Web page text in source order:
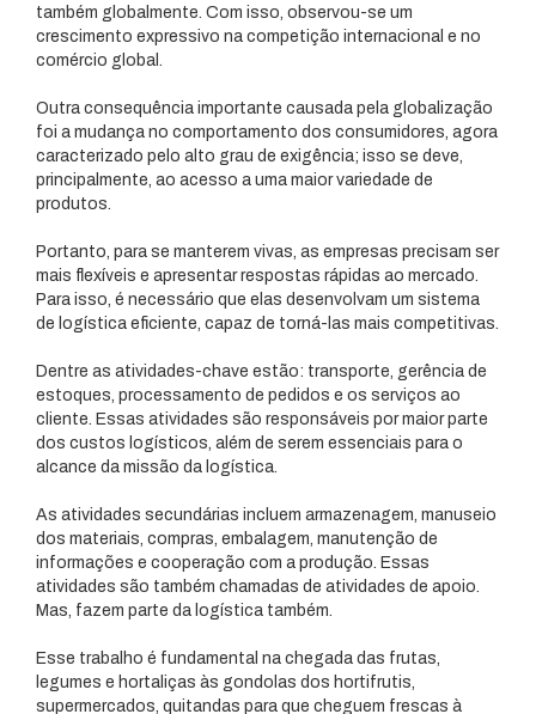
também globalmente. Com isso, observou-se um
crescimento expressivo na competição internacional e no
comércio global.
Outra consequência importante causada pela globalização
foi a mudança no comportamento dos consumidores, agora
caracterizado pelo alto grau de exigência; isso se deve,
principalmente, ao acesso a uma maior variedade de
produtos.
Portanto, para se manterem vivas, as empresas precisam ser
mais flexíveis e apresentar respostas rápidas ao mercado.
Para isso, é necessário que elas desenvolvam um sistema
de logística eficiente, capaz de torná-las mais competitivas.
Dentre as atividades-chave estão: transporte, gerência de
estoques, processamento de pedidos e os serviços ao
cliente. Essas atividades são responsáveis por maior parte
dos custos logísticos, além de serem essenciais para o
alcance da missão da logística.
As atividades secundárias incluem armazenagem, manuseio
dos materiais, compras, embalagem, manutenção de
informações e cooperação com a produção. Essas
atividades são também chamadas de atividades de apoio.
Mas, fazem parte da logística também.
Esse trabalho é fundamental na chegada das frutas,
legumes e hortaliças às gondolas dos hortifrutis,
supermercados, quitandas para que cheguem frescas à